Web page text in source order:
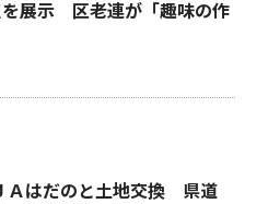
を展示 区老連が「趣味の作
Ａはだのと土地交換 県道